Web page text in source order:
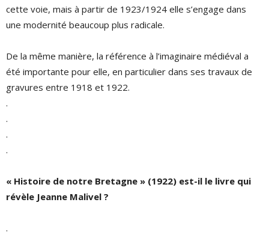
cette voie, mais à partir de 1923/1924 elle s’engage dans
une modernité beaucoup plus radicale.
De la même manière, la référence à l’imaginaire médiéval a
été importante pour elle, en particulier dans ses travaux de
gravures entre 1918 et 1922.
.
.
.
.
« Histoire de notre Bretagne » (1922) est-il le livre qui
révèle Jeanne Malivel ?
.